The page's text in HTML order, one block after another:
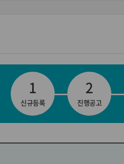
1
신규등록
2
진행공고